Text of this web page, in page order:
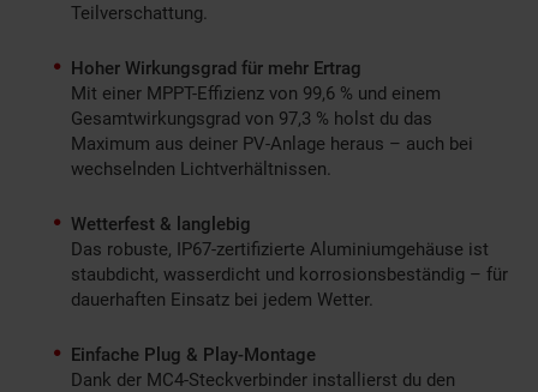
Teilverschattung.
Hoher Wirkungsgrad für mehr Ertrag
Mit einer MPPT-Effizienz von 99,6 % und einem
Gesamtwirkungsgrad von 97,3 % holst du das
Maximum aus deiner PV-Anlage heraus – auch bei
wechselnden Lichtverhältnissen.
Wetterfest & langlebig
Das robuste, IP67-zertifizierte Aluminiumgehäuse ist
staubdicht, wasserdicht und korrosionsbeständig – für
dauerhaften Einsatz bei jedem Wetter.
Einfache Plug & Play-Montage
Dank der MC4-Steckverbinder installierst du den